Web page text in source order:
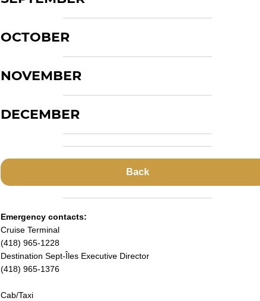
OCTOBER
NOVEMBER
DECEMBER
Back
Emergency contacts:
Cruise Terminal
(418) 965-1228
Destination Sept-Îles Executive Director
(418) 965-1376
Cab/Taxi